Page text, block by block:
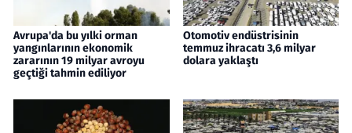
Avrupa'da bu yılki orman
yangınlarının ekonomik
zararının 19 milyar avroyu
geçtiği tahmin ediliyor
Otomotiv endüstrisinin
temmuz ihracatı 3,6 milyar
dolara yaklaştı